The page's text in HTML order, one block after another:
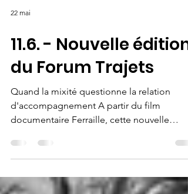
11.6. - Nouvelle édition
du Forum Trajets
d'accompagnement A partir du film
documentaire Ferraille, cette nouvelle
édition du Forum Trajets propose d'ouvrir
espace de questionnement et de réflexion